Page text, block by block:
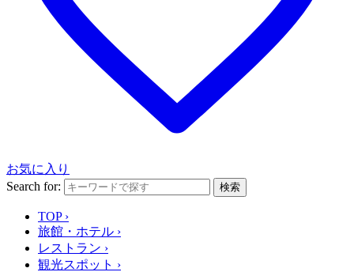
お気に入り
Search for:
検索
TOP ›
旅館・ホテル ›
レストラン ›
観光スポット ›